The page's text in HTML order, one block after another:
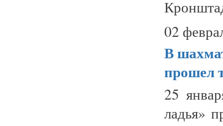
02
В
прошел
25
ладья»